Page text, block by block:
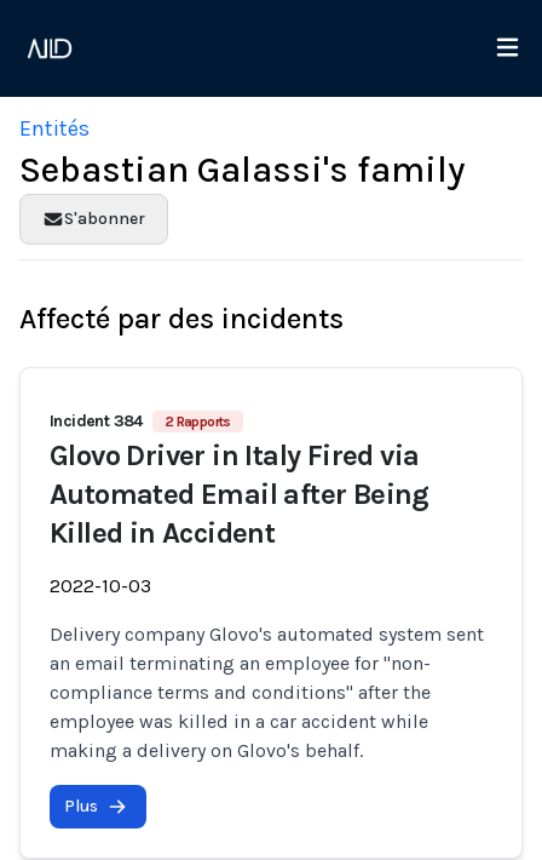
Entités
Sebastian Galassi's family
S'abonner
Affecté par des incidents
Incident 384 2 Rapports
Glovo Driver in Italy Fired via
Automated Email after Being
Killed in Accident
2022-10-03
Delivery company Glovo's automated system sent
an email terminating an employee for "non-
compliance terms and conditions" after the
employee was killed in a car accident while
making a delivery on Glovo's behalf.
Plus